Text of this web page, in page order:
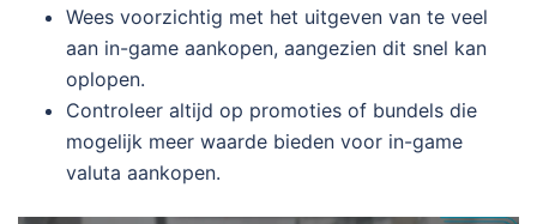
Wees voorzichtig met het uitgeven van te veel
aan in-game aankopen, aangezien dit snel kan
oplopen.
Controleer altijd op promoties of bundels die
mogelijk meer waarde bieden voor in-game
valuta aankopen.